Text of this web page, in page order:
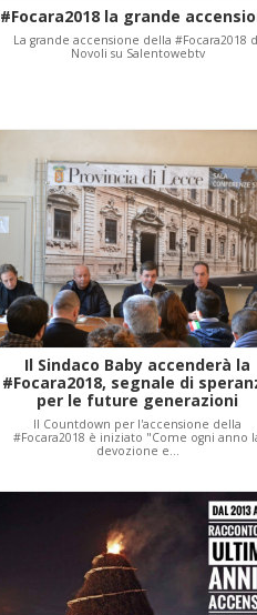
#Focara2018 la grande
La grande accensione della #Focara2018
Novoli su Salentowebtv
Il Sindaco Baby accenderà la
#Focara2018, segnale di
per le future generazioni
Il Countdown per l'accensione della
#Focara2018 è iniziato "Come ogni anno
devozione e…